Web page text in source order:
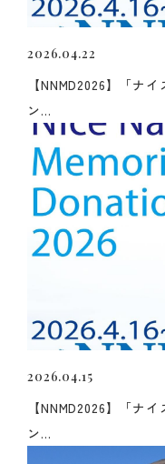
2026.04.22
【NNMD2026】「ナ
ン...
2026.04.15
【NNMD2026】「ナ
ン...